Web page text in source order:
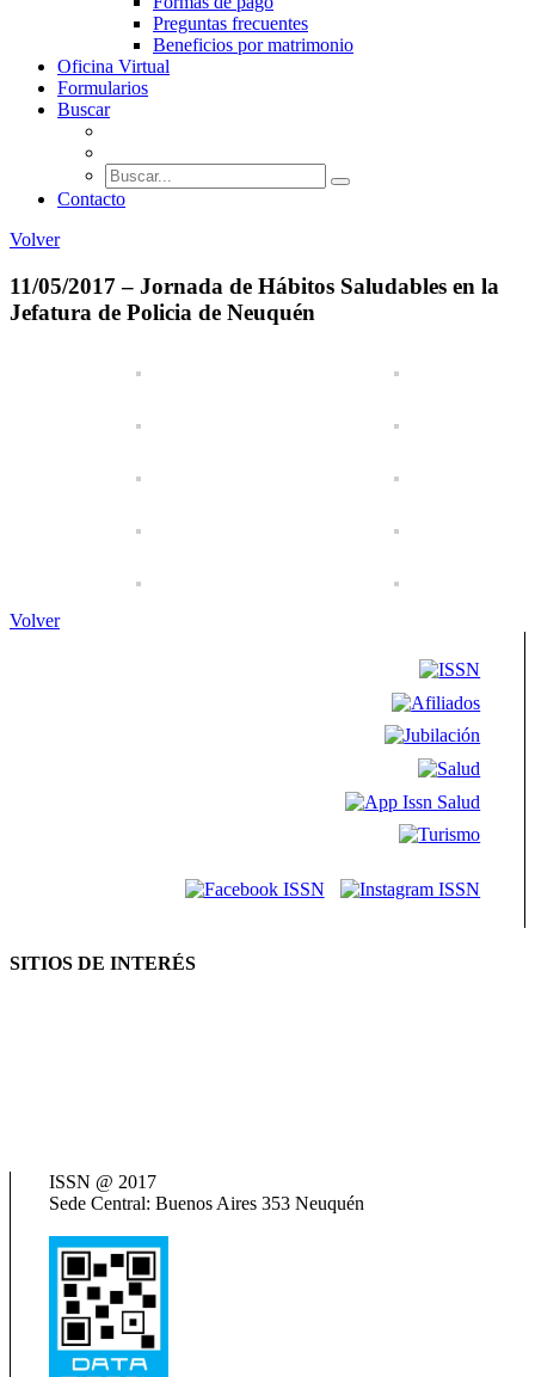
Preguntas frecuentes
Beneficios por matrimonio
Oficina Virtual
Formularios
Buscar
Contacto
Volver
11/05/2017 – Jornada de Hábitos Saludables en la
Jefatura de Policia de Neuquén
Volver
SITIOS DE INTERÉS
ISSN @ 2017
Sede Central: Buenos Aires 353 Neuquén